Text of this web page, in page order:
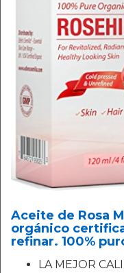
Aceite de Rosa
orgánico
refinar. 100%
LA MEJOR